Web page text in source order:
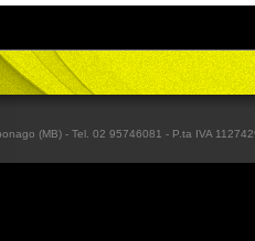
(MB) - Tel. 02 95746081 - P.ta IVA